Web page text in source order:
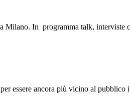
In programma talk, interviste
essere ancora più vicino al pubblico